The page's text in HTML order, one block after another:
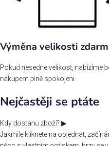
Výměna velikosti
Pokud nesedne velikost, nabízíme
nákupem plně spokojeni.
Nejčastěji se ptáte
Kdy dostanu zboží? ▶
Jakmile kliknete na objednat,